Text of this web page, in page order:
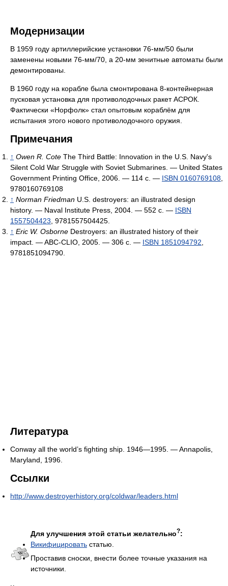
Модернизации
В 1959 году артиллерийские установки 76-мм/50 были
заменены новыми 76-мм/70, а 20-мм зенитные автоматы были
демонтированы.
В 1960 году на корабле была смонтирована 8-контейнерная
пусковая установка для противолодочных ракет АСРОК.
Фактически «Норфолк» стал опытовым кораблём для
испытания этого нового противолодочного оружия.
Примечания
↑ Owen R. Cote The Third Battle: Innovation in the U.S. Navy's
Silent Cold War Struggle with Soviet Submarines. — United States
Government Printing Office, 2006. — 114 с. — ISBN 0160769108
9780160769108
↑ Norman Friedman U.S. destroyers: an illustrated design
history. — Naval Institute Press, 2004. — 552 с. — ISBN
1557504423 , 9781557504425.
↑ Eric W. Osborne Destroyers: an illustrated history of their
impact. — ABC-CLIO, 2005. — 306 с. — ISBN 1851094792
9781851094790.
Литература
Conway all the world’s fighting ship. 1946—1995. — Annapolis,
Maryland, 1996.
Ссылки
http://www.destroyerhistory.org/coldwar/leaders.html
Для улучшения этой статьи желательно?:
Викифицировать статью.
Проставив сноски, внести более точные указания на
источники.